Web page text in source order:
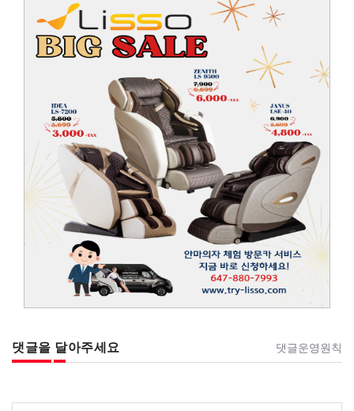
댓글을 달아주세요 댓글운영원칙